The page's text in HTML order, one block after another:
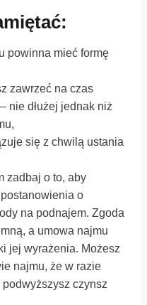
powinna mieć formę
zawrzeć na czas
nie dłużej jednak niż
się z chwilą ustania
zadbaj o to, aby
o
na podnajem. Zgoda
a umowa najmu
jej wyrażenia. Możesz
najmu, że w razie
czynsz